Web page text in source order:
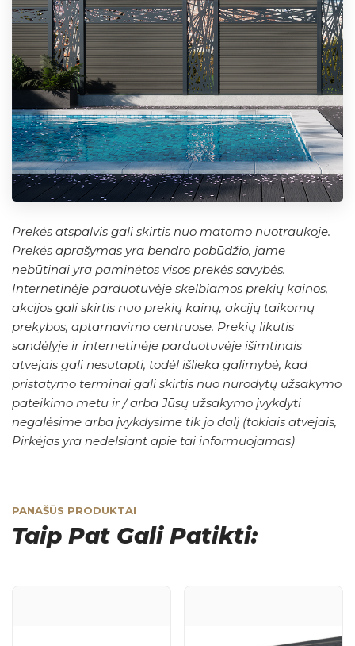
Prekės atspalvis gali skirtis nuo matomo nuotraukoje.
Prekės aprašymas yra bendro pobūdžio, jame
nebūtinai yra paminėtos visos prekės savybės.
Internetinėje parduotuvėje skelbiamos prekių kainos,
akcijos gali skirtis nuo prekių kainų, akcijų taikomų
prekybos, aptarnavimo centruose. Prekių likutis
sandėlyje ir internetinėje parduotuvėje išimtinais
atvejais gali nesutapti, todėl išlieka galimybė, kad
pristatymo terminai gali skirtis nuo nurodytų užsakymo
pateikimo metu ir / arba Jūsų užsakymo įvykdyti
negalėsime arba įvykdysime tik jo dalį (tokiais atvejais,
Pirkėjas yra nedelsiant apie tai informuojamas)
PANAŠŪS PRODUKTAI
Taip Pat Gali Patikti: